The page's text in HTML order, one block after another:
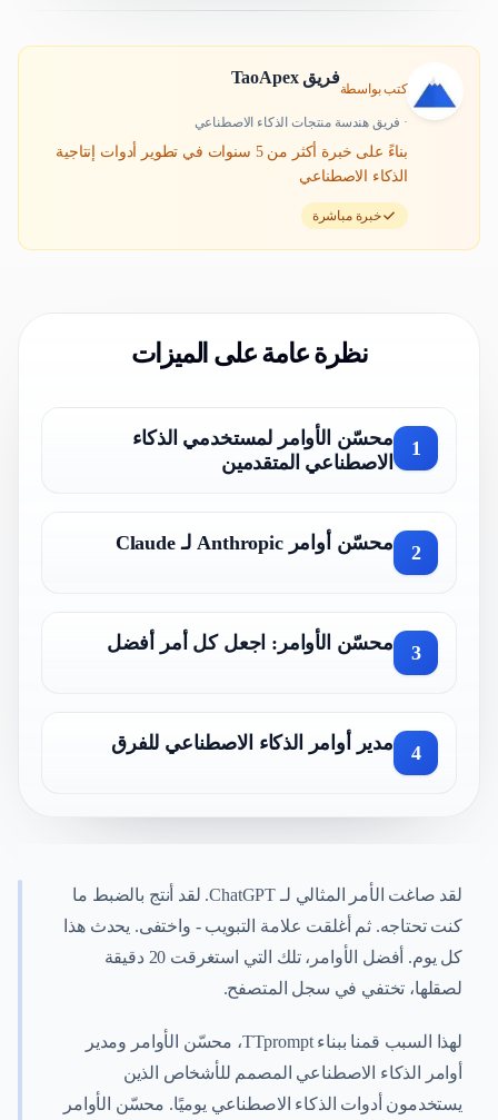
كتب بواسطة
فريق TaoApex
· فريق هندسة منتجات الذكاء الاصطناعي
بناءً على
خبرة أكثر من 5 سنوات في تطوير أدوات إنتاجية
الذكاء الاصطناعي
خبرة مباشرة
نظرة عامة على الميزات
1
محسّن الأوامر لمستخدمي الذكاء
الاصطناعي المتقدمين
2 محسّن أوامر Anthropic لـ Claude
3 محسّن الأوامر: اجعل كل أمر أفضل
4 مدير أوامر الذكاء الاصطناعي للفرق
لقد صاغت الأمر المثالي لـ ChatGPT. لقد أنتج بالضبط ما
كنت تحتاجه. ثم أغلقت علامة التبويب - واختفى. يحدث هذا
كل يوم. أفضل الأوامر، تلك التي استغرقت 20 دقيقة
لصقلها، تختفي في سجل المتصفح.
لهذا السبب قمنا ببناء TTprompt، محسّن الأوامر ومدير
أوامر الذكاء الاصطناعي المصمم للأشخاص الذين
يستخدمون أدوات الذكاء الاصطناعي يوميًا. محسّن الأوامر